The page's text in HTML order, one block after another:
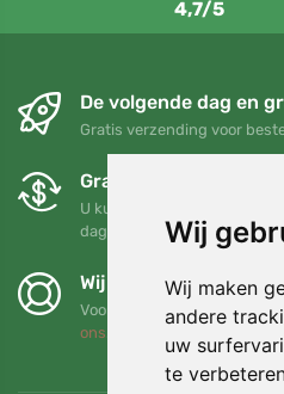
Wij
Wij maken
andere
uw
te
4,7/5
De volgende dag en
Gratis verzending voor
Gratis ruilen en
U kunt uw bestelling op elk
dagen retourneren of ruilen
Wij steunen Trees.org
Voor elke bestelling planten
ons